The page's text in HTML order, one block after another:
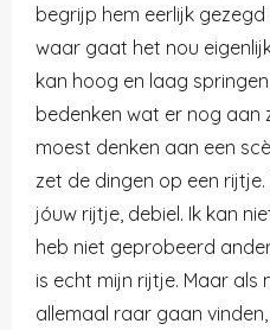
begrijp hem eerlijk
waar gaat het nou
kan hoog en laag
bedenken wat er nog aan
moest denken aan een
zet de dingen op een
jóuw rijtje, debiel. Ik kan
heb niet geprobeerd
is echt mijn rijtje. Maar als
allemaal raar gaan